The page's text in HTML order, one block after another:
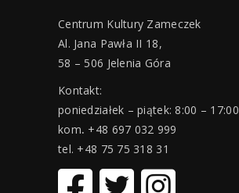
Centrum Kultury Zameczek
Al. Jana Pawła II 18,
58 – 506 Jelenia Góra
Kontakt:
poniedziałek – piątek: 8:00 – 17:00
kom. +48 697 032 999
tel. +48 75 75 318 31